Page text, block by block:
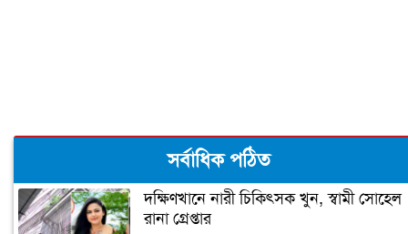
ভিডিও দেখুন
পুঁজিবাজারের বড় বিষফোঁড়া নেগেটিভ
ইক্যুইটি
পুঁজিবাজারে অবন্টিত লভ্যাংশ ১৭ হাজার
সর্বাধিক পঠিত
দক্ষিণখানে নারী চিকিৎসক খুন, স্বামী সোহেল
রানা গ্রেপ্তার